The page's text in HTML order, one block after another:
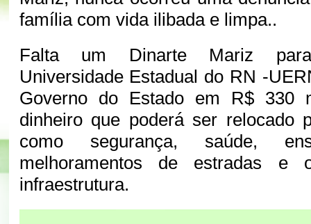
família com vida ilibada e limpa..
Falta um Dinarte Mariz
Universidade Estadual do RN -
Governo do Estado em R$ 330
dinheiro que poderá ser relocado
como segurança, saúde,
melhoramentos de estradas e
infraestrutura.